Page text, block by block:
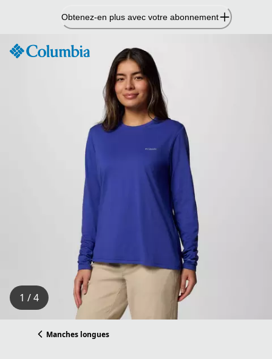
Obtenez-en plus avec votre abonnement
1 / 4
Manches longues